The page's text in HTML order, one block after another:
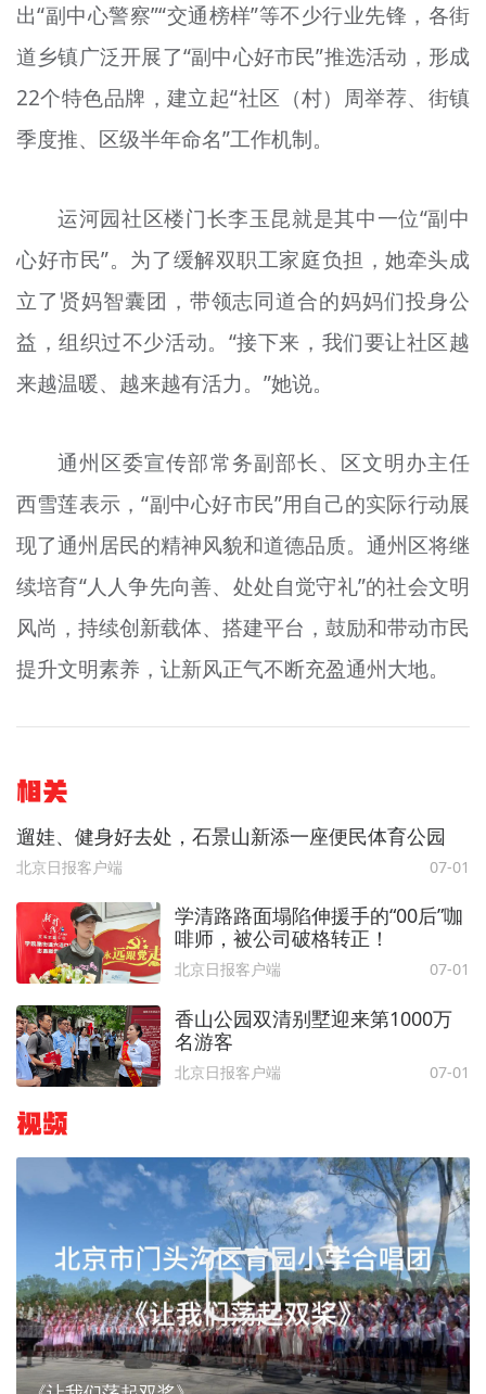
出“副中心警察”“交通榜样”等不少行业先锋，各街
道乡镇广泛开展了“副中心好市民”推选活动，形成
22个特色品牌，建立起“社区（村）周举荐、街镇
季度推、区级半年命名”工作机制。
运河园社区楼门长李玉昆就是其中一位“副中
心好市民”。为了缓解双职工家庭负担，她牵头成
立了贤妈智囊团，带领志同道合的妈妈们投身公
益，组织过不少活动。“接下来，我们要让社区越
来越温暖、越来越有活力。”她说。
通州区委宣传部常务副部长、区文明办主任
西雪莲表示，“副中心好市民”用自己的实际行动展
现了通州居民的精神风貌和道德品质。通州区将继
续培育“人人争先向善、处处自觉守礼”的社会文明
风尚，持续创新载体、搭建平台，鼓励和带动市民
提升文明素养，让新风正气不断充盈通州大地。
相关
遛娃、健身好去处，石景山新添一座便民体育公园
北京日报客户端 07-01
学清路路面塌陷伸援手的“00后”咖
啡师，被公司破格转正！
北京日报客户端 07-01
香山公园双清别墅迎来第1000万
名游客
北京日报客户端 07-01
视频